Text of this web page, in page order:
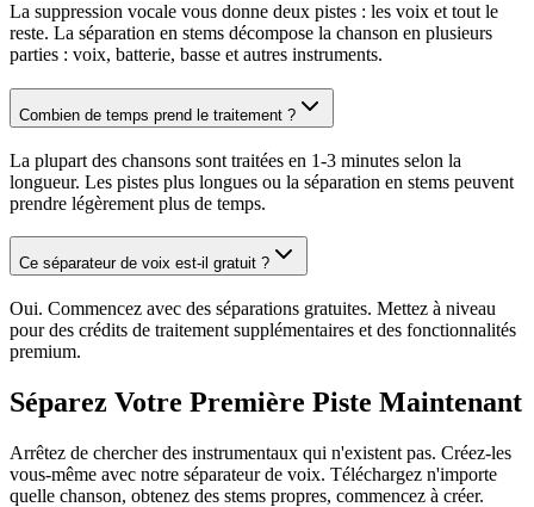
La suppression vocale vous donne deux pistes : les voix et tout le
reste. La séparation en stems décompose la chanson en plusieurs
parties : voix, batterie, basse et autres instruments.
Combien de temps prend le traitement ?
La plupart des chansons sont traitées en 1-3 minutes selon la
longueur. Les pistes plus longues ou la séparation en stems peuvent
prendre légèrement plus de temps.
Ce séparateur de voix est-il gratuit ?
Oui. Commencez avec des séparations gratuites. Mettez à niveau
pour des crédits de traitement supplémentaires et des fonctionnalités
premium.
Séparez Votre Première Piste Maintenant
Arrêtez de chercher des instrumentaux qui n'existent pas. Créez-les
vous-même avec notre séparateur de voix. Téléchargez n'importe
quelle chanson, obtenez des stems propres, commencez à créer.